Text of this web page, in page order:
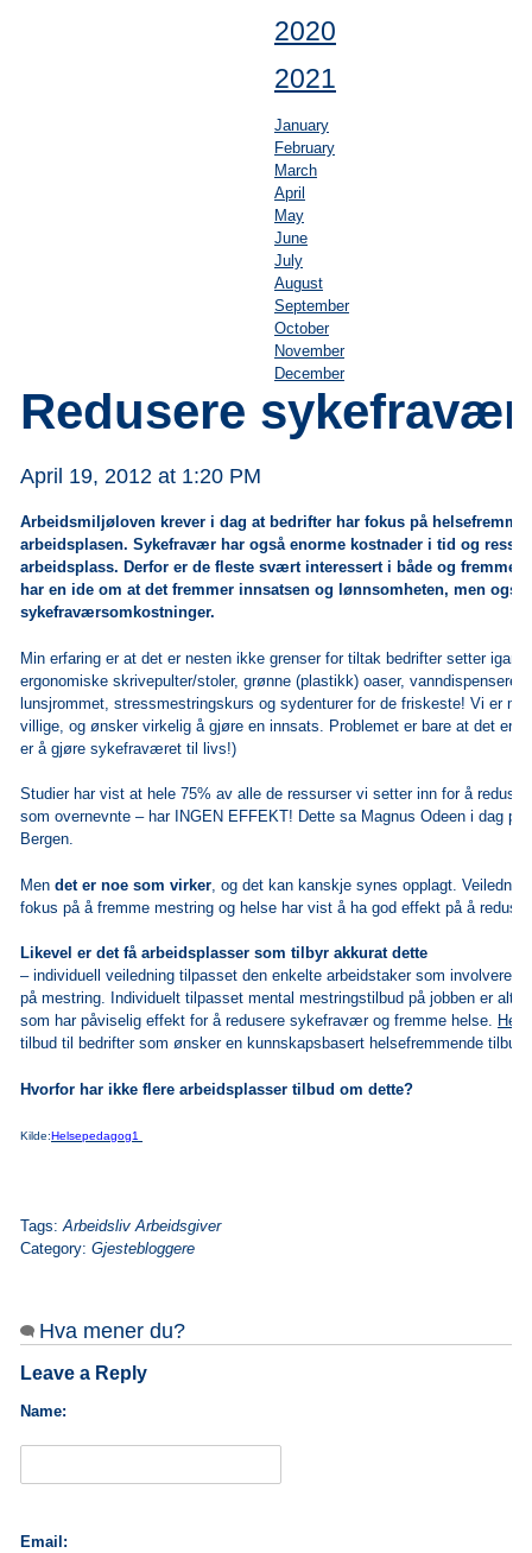
2020
2021
January
February
March
April
May
June
July
August
September
October
November
December
Redusere
April 19, 2012 at 1:20 PM
Arbeidsmiljøloven krever i dag at bedrifter har fokus på
arbeidsplasen. Sykefravær har også enorme kostnader i tid og
arbeidsplass. Derfor er de fleste svært interessert i både og fremme
har en ide om at det fremmer innsatsen og lønnsomheten, men også
sykefraværsomkostninger.
Min erfaring er at det er nesten ikke grenser for tiltak bedrifter setter
ergonomiske skrivepulter/stoler, grønne (plastikk) oaser, vanndispensere,
lunsjrommet, stressmestringskurs og sydenturer for de friskeste! Vi er
villige, og ønsker virkelig å gjøre en innsats. Problemet er bare at det er
er å gjøre sykefraværet til livs!)
Studier har vist at hele 75% av alle de ressurser vi setter inn for å
som overnevnte – har INGEN EFFEKT! Dette sa Magnus Odeen i dag på
Bergen.
Mendet er noe som virker , og det kan kanskje synes opplagt.
fokus på å fremme mestring og helse har vist å ha god effekt på å
Likevel er det få arbeidsplasser som tilbyr akkurat dette
– individuell veiledning tilpasset den enkelte arbeidstaker som involverer
på mestring. Individuelt tilpasset mental mestringstilbud på jobben er
som har påviselig effekt for å redusere sykefravær og fremme helse.
tilbud til bedrifter som ønsker en kunnskapsbasert helsefremmende tilbud
Hvorfor har ikke flere arbeidsplasser tilbud om dette?
Kilde:Helsepedagog1
Tags:Arbeidsliv Arbeidsgiver
Category:Gjestebloggere
Hva mener du?
Leave a Reply
Name:
Email: